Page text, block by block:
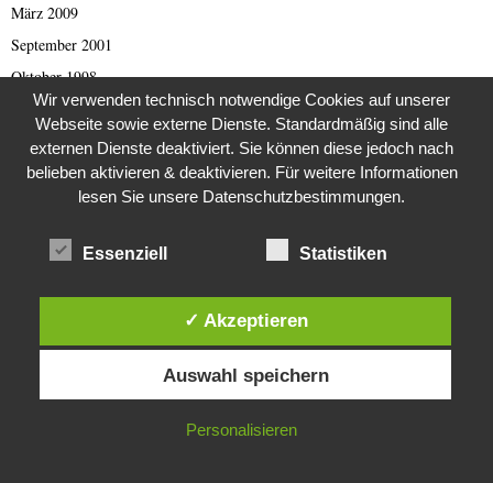
März 2009
September 2001
Oktober 1998
August 1997
April 1993
Februar 1993
September 1989
Juli 1988
August 1984
Februar 1982
Diese Website verwendet Cookies. Durch die weitere Nutzung dieser
Website stimmst du der Verwendung von Cookies zu.
IN ORDNUNG
Wir verwenden technisch notwendige Cookies auf unserer
Webseite sowie externe Dienste. Standardmäßig sind alle
externen Dienste deaktiviert. Sie können diese jedoch nach
belieben aktivieren & deaktivieren. Für weitere Informationen
lesen Sie unsere Datenschutzbestimmungen.
Essenziell Statistiken
✓ Akzeptieren
Auswahl speichern
Personalisieren